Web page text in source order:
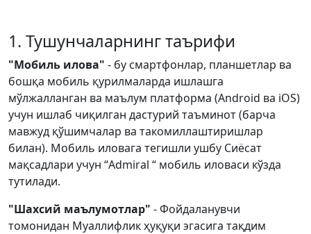
1. Тушунчаларнинг таърифи
"Мобиль илова" - бу смартфонлар, планшетлар ва
бошқа мобиль қурилмаларда ишлашга
мўлжалланган ва маълум платформа (Android ва iOS)
учун ишлаб чиқилган дастурий таъминот (барча
мавжуд қўшимчалар ва такомиллаштиришлар
билан). Мобиль иловага тегишли ушбу Сиёсат
мақсадлари учун “Admiral “ мобиль иловаси кўзда
тутилади.
"Шахсий маълумотлар" - Фойдаланувчи
томонидан Муаллифлик ҳуқуқи эгасига тақдим